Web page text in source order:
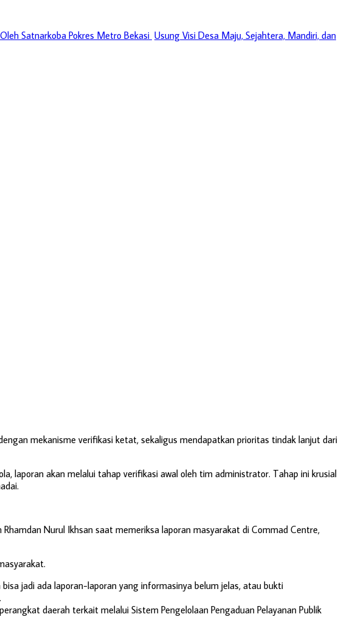
Satnarkoba Pokres Metro Bekasi Usung Visi Desa Maju, Sejahtera, Mandiri, dan
mekanisme verifikasi ketat, sekaligus mendapatkan prioritas tindak lanjut dari
laporan akan melalui tahap verifikasi awal oleh tim administrator. Tahap ini krusial
Nurul Ikhsan saat memeriksa laporan masyarakat di Commad Centre,
jadi ada laporan-laporan yang informasinya belum jelas, atau bukti
daerah terkait melalui Sistem Pengelolaan Pengaduan Pelayanan Publik